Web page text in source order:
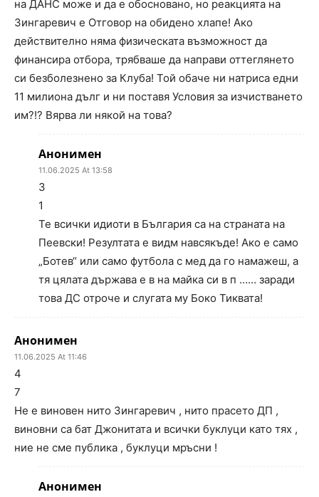
на ДАНС може и да е обосновано, но реакцията на
Зингаревич е Отговор на обидено хлапе! Ако
действително няма физическата възможност да
финансира отбора, трябваше да направи оттеглянето
си безболезнено за Клуба! Той обаче ни натриса едни
11 милиона дълг и ни поставя Условия за изчистването
им?!? Вярва ли някой на това?
Анонимен
11.06.2025 At 13:58
3
1
Те всички идиоти в България са на страната на
Пеевски! Резултата е видм навсякъде! Ако е само
„Ботев“ или само футбола с мед да го намажеш, а
тя цялата държава е в на майка си в п …… заради
това ДС отроче и слугата му Боко Тиквата!
Анонимен
11.06.2025 At 11:46
4
7
Не e виновен нито Зингаревич , нито прасето ДП ,
виновни са бат Джонитата и всички буклуци като тях ,
ние не сме публика , буклуци мръсни !
Анонимен